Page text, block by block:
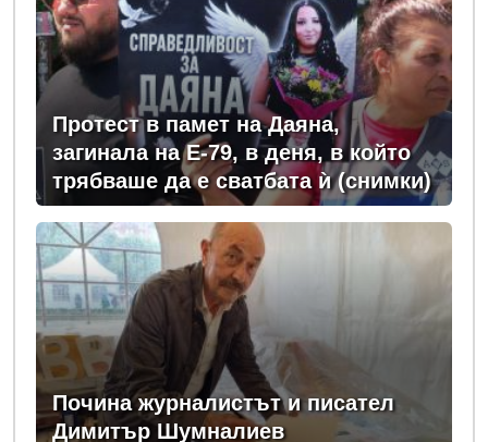
Протест в памет на Даяна,
загинала на Е-79, в деня, в който
трябваше да е сватбата ѝ (снимки)
Почина журналистът и писател
Димитър Шумналиев